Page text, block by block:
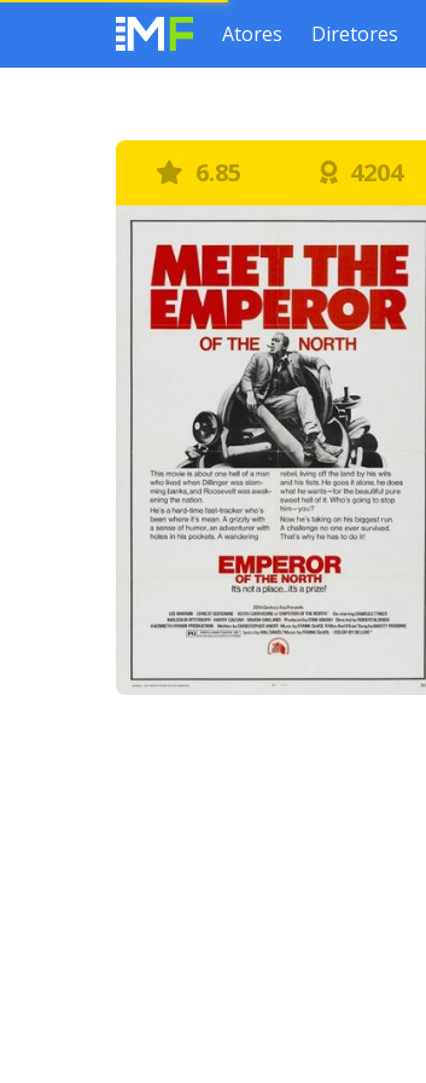
Atores Diretores
6.85 4204